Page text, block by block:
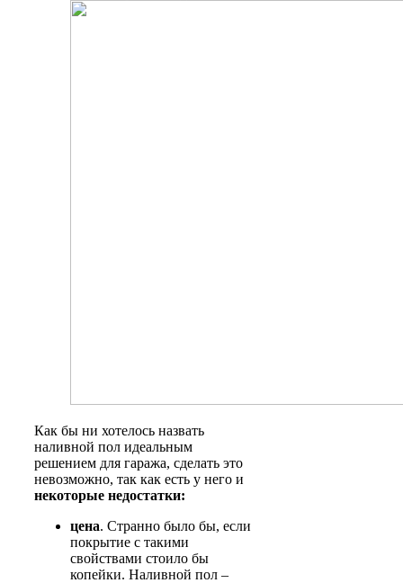
Как бы ни хотелось назвать
наливной пол идеальным
решением для гаража, сделать это
невозможно, так как есть у него и
некоторые недостатки:
цена. Странно было бы, если
покрытие с такими
свойствами стоило бы
копейки. Наливной пол –